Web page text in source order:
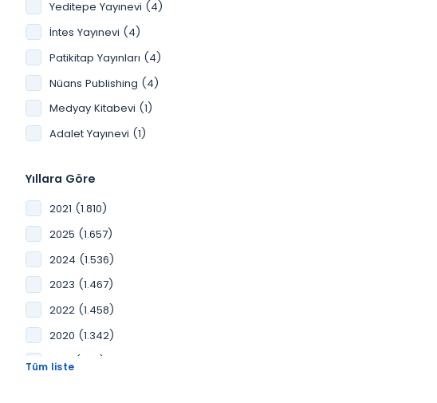
Uluslararası Hukuk (88)
Medeni Usul Hukuku (86)
YKS TYT-AYT (86)
Genel Hukuk (80)
Bilişim Hukuku (77)
Tıp Hukuku (76)
Biyoloji (63)
Aile Hukuku (61)
Yeditepe Yayınevi (4)
İntes Yayınevi (4)
Patikitap Yayınları (4)
Nüans Publishing (4)
Medyay Kitabevi (1)
Adalet Yayınevi (1)
Yıllara Göre
2021 (1.810)
2025 (1.657)
2024 (1.536)
2023 (1.467)
2022 (1.458)
2020 (1.342)
2019 (863)